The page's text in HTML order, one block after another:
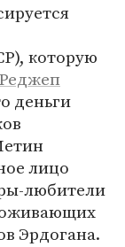
которую
Реджеп
деньги
лицо
любители
Эрдогана.